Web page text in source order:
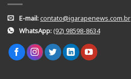
E-mail:contato@igarapenews.com.br
WhatsApp:(92) 98598-8634